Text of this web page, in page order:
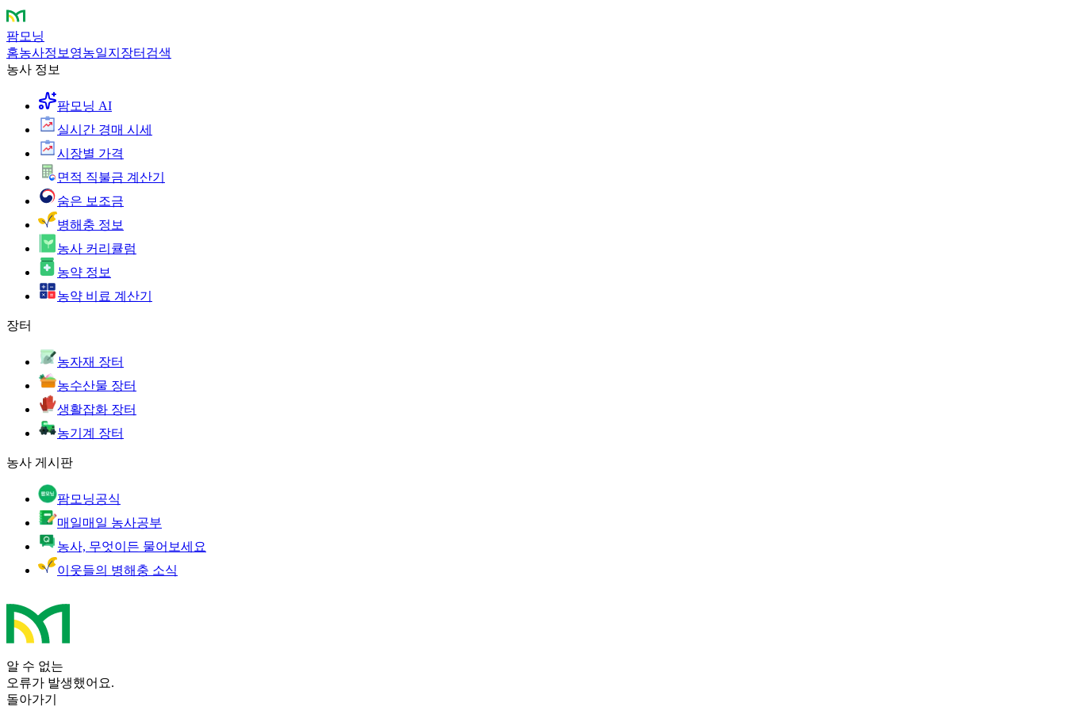
팜모닝
홈농사정보 영농일지 장터 검색
농사 정보
팜모닝 AI
실시간 경매 시세
시장별 가격
면적 직불금 계산기
숨은 보조금
병해충 정보
농사 커리큘럼
농약 정보
농약 비료 계산기
장터
농자재 장터
농수산물 장터
생활잡화 장터
농기계 장터
농사 게시판
팜모닝공식
매일매일 농사공부
농사, 무엇이든 물어보세요
이웃들의 병해충 소식
알 수 없는
오류가 발생했어요.
돌아가기